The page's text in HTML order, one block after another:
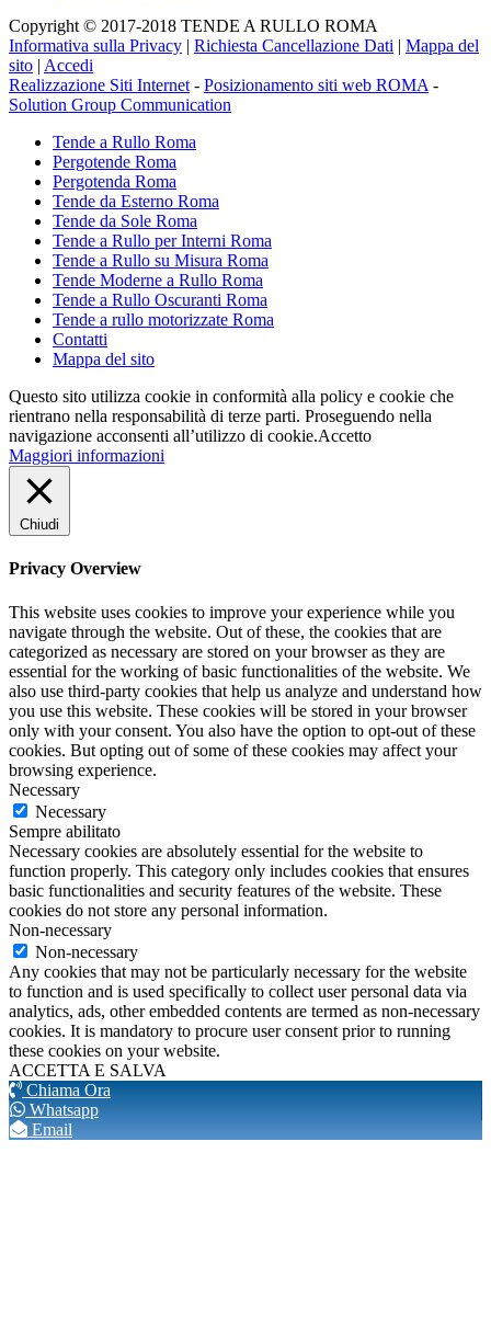
Copyright © 2017-2018 TENDE A RULLO ROMA
Informativa sulla Privacy | Richiesta Cancellazione Dati | Mappa del
sito | Accedi
Realizzazione Siti Internet - Posizionamento siti web ROMA -
Solution Group Communication
Tende a Rullo Roma
Pergotende Roma
Pergotenda Roma
Tende da Esterno Roma
Tende da Sole Roma
Tende a Rullo per Interni Roma
Tende a Rullo su Misura Roma
Tende Moderne a Rullo Roma
Tende a Rullo Oscuranti Roma
Tende a rullo motorizzate Roma
Contatti
Mappa del sito
Questo sito utilizza cookie in conformità alla policy e cookie che
rientrano nella responsabilità di terze parti. Proseguendo nella
navigazione acconsenti all’utilizzo di cookie.Accetto
Maggiori informazioni
Chiudi
Privacy Overview
This website uses cookies to improve your experience while you
navigate through the website. Out of these, the cookies that are
categorized as necessary are stored on your browser as they are
essential for the working of basic functionalities of the website. We
also use third-party cookies that help us analyze and understand how
you use this website. These cookies will be stored in your browser
only with your consent. You also have the option to opt-out of these
cookies. But opting out of some of these cookies may affect your
browsing experience.
Necessary
Necessary
Sempre abilitato
Necessary cookies are absolutely essential for the website to
function properly. This category only includes cookies that ensures
basic functionalities and security features of the website. These
cookies do not store any personal information.
Non-necessary
Non-necessary
Any cookies that may not be particularly necessary for the website
to function and is used specifically to collect user personal data via
analytics, ads, other embedded contents are termed as non-necessary
cookies. It is mandatory to procure user consent prior to running
these cookies on your website.
ACCETTA E SALVA
Chiama Ora
Whatsapp
Email